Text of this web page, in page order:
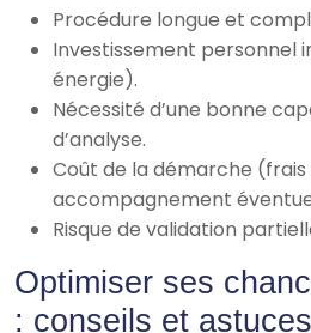
Procédure longue et
Investissement personnel
énergie).
Nécessité d’une bonne
d’analyse.
Coût de la démarche (frais
accompagnement
Risque de validation
Optimiser ses
: conseils et astuces